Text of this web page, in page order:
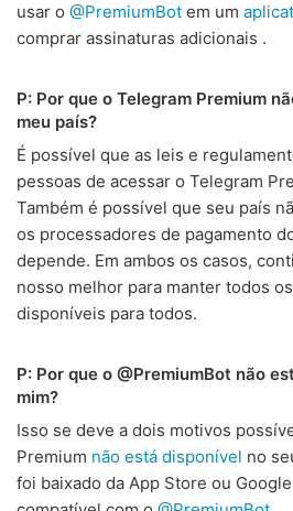
usar o @PremiumBot em um
comprar assinaturas adicionais .
P: Por que o Telegram Premium
meu país?
É possível que as leis e
pessoas de acessar o Telegram
Também é possível que seu país
os processadores de pagamento
depende. Em ambos os casos,
nosso melhor para manter todos
disponíveis para todos.
P: Por que o @PremiumBot não
mim?
Isso se deve a dois motivos
Premium não está disponível no
foi baixado da App Store ou